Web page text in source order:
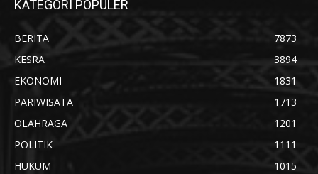
KATEGORI POPULER
BERITA
7873
KESRA
3894
EKONOMI
1831
PARIWISATA
1713
OLAHRAGA
1201
POLITIK
1111
HUKUM
1015